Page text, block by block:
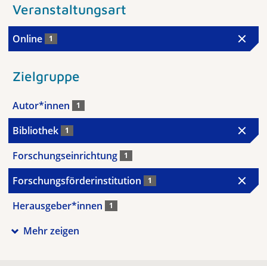
Veranstaltungsart
Online 1
Zielgruppe
Autor*innen 1
Bibliothek 1
Forschungseinrichtung 1
Forschungsförderinstitution 1
Herausgeber*innen 1
Mehr zeigen